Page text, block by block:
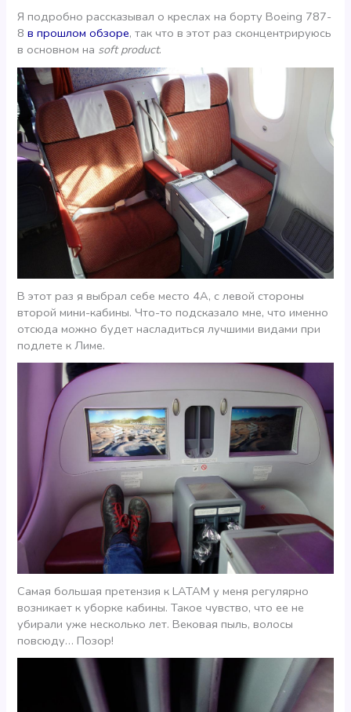
Я подробно рассказывал о креслах на борту Boeing 787-
8в прошлом обзоре, так что в этот раз сконцентрируюсь
в основном на soft product.
В этот раз я выбрал себе место 4А, с левой стороны
второй мини-кабины. Что-то подсказало мне, что именно
отсюда можно будет насладиться лучшими видами при
подлете к Лиме.
Самая большая претензия к LATAM у меня регулярно
возникает к уборке кабины. Такое чувство, что ее не
убирали уже несколько лет. Вековая пыль, волосы
повсюду… Позор!